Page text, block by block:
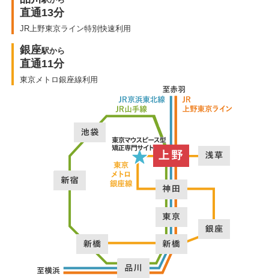
直通13分
JR上野東京ライン特別快速利用
銀座駅から
直通11分
東京メトロ銀座線利用